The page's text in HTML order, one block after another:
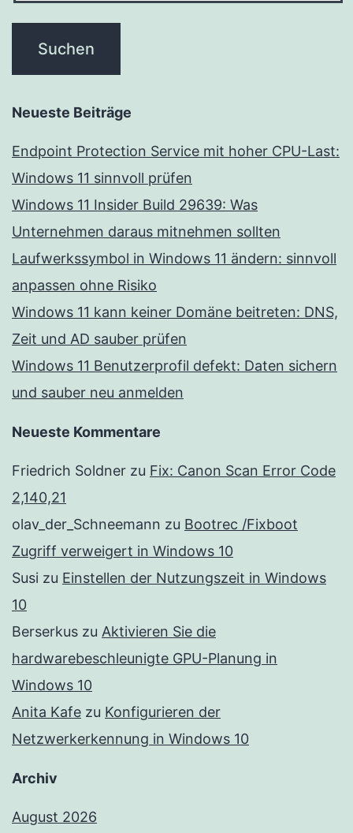
Neueste Beiträge
Endpoint Protection Service mit hoher CPU-Last:
Windows 11 sinnvoll prüfen
Windows 11 Insider Build 29639: Was
Unternehmen daraus mitnehmen sollten
Laufwerkssymbol in Windows 11 ändern: sinnvoll
anpassen ohne Risiko
Windows 11 kann keiner Domäne beitreten: DNS,
Zeit und AD sauber prüfen
Windows 11 Benutzerprofil defekt: Daten sichern
und sauber neu anmelden
Neueste Kommentare
Friedrich Soldner zu Fix: Canon Scan Error Code
2,140,21
olav_der_Schneemann zu Bootrec /Fixboot
Zugriff verweigert in Windows 10
Susi zu Einstellen der Nutzungszeit in Windows
10
Berserkus zu Aktivieren Sie die
hardwarebeschleunigte GPU-Planung in
Windows 10
Anita Kafe zu Konfigurieren der
Netzwerkerkennung in Windows 10
Archiv
August 2026